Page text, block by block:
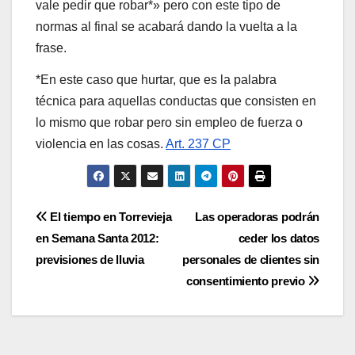
vale pedir que robar*» pero con este tipo de
normas al final se acabará dando la vuelta a la
frase.
*En este caso que hurtar, que es la palabra
técnica para aquellas conductas que consisten en
lo mismo que robar pero sin empleo de fuerza o
violencia en las cosas. Art. 237 CP
Navegación
de
Las operadoras podrán
ceder los datos
personales de clientes sin
consentimiento previo
El tiempo en Torrevieja
en Semana Santa 2012:
previsiones de lluvia